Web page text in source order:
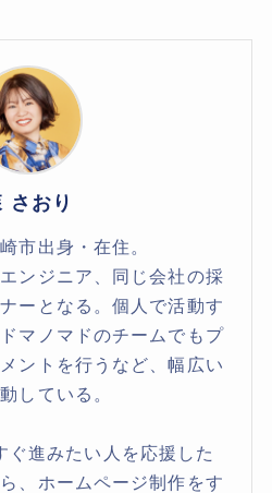
さおり
市出身・在住。
ンジニア、同じ会社の採
ーとなる。個人で活動す
マノマドのチームでもプ
ントを行うなど、幅広い
している。
ぐ進みたい人を応援した
、ホームページ制作をす